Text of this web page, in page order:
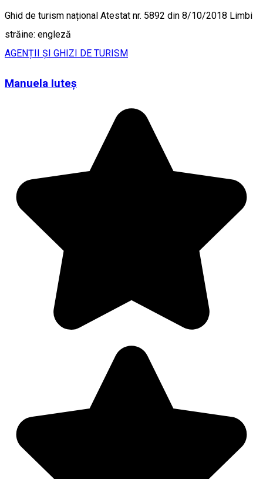
Ghid de turism național Atestat nr. 5892 din 8/10/2018 Limbi
străine: engleză
AGENȚII ȘI GHIZI DE TURISM
Manuela Iuteș